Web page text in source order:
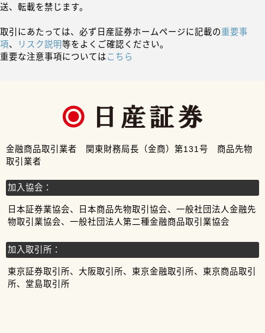
送、転載を禁じます。
取引にあたっては、必ず日産証券ホームページに記載の重要事
項、 リスク説明等をよくご確認ください。
重要な注意事項についてはこちら
金融商品取引業者 関東財務局長（金商）第131号 商品先物
取引業者
加入協会：
日本証券業協会、日本商品先物取引協会、一般社団法人金融先
物取引業協会、一般社団法人第二種金融商品取引業協会
加入取引所：
東京証券取引所、大阪取引所、東京金融取引所、東京商品取引
所、堂島取引所